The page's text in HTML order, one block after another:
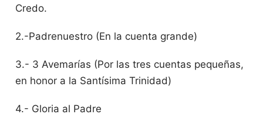
Credo.
2.-Padrenuestro (En la cuenta grande)
3.- 3 Avemarías (Por las tres cuentas pequeñas,
en honor a la Santísima Trinidad)
4.- Gloria al Padre